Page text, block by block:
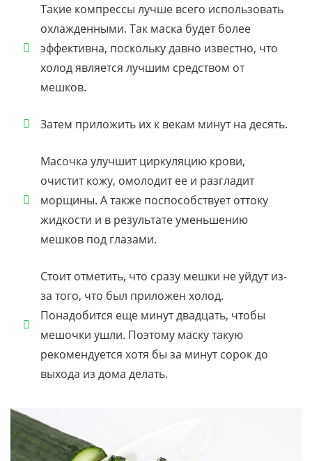
Такие компрессы лучше всего использовать
охлажденными. Так маска будет более
эффективна, поскольку давно известно, что
холод является лучшим средством от
мешков.
Затем приложить их к векам минут на десять.
Масочка улучшит циркуляцию крови,
очистит кожу, омолодит ее и разгладит
морщины. А также поспособствует оттоку
жидкости и в результате уменьшению
мешков под глазами.
Стоит отметить, что сразу мешки не уйдут из-
за того, что был приложен холод.
Понадобится еще минут двадцать, чтобы
мешочки ушли. Поэтому маску такую
рекомендуется хотя бы за минут сорок до
выхода из дома делать.